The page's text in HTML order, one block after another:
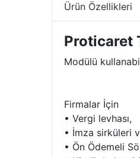
Ürün Özellikleri
Proticaret
Modülü
Firmalar İçin
• Vergi levhası,
• İmza sirküleri
• Ön Ödemeli